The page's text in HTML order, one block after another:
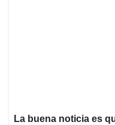
La buena noticia es